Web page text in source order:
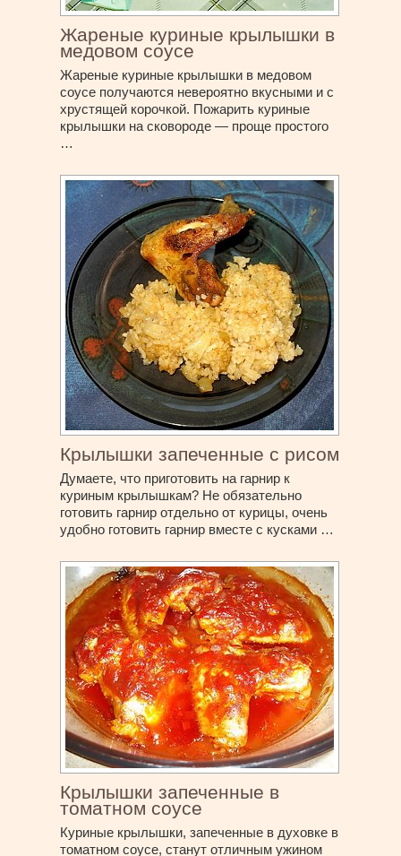
Жареные куриные крылышки в
медовом соусе
Жареные куриные крылышки в медовом
соусе получаются невероятно вкусными и с
хрустящей корочкой. Пожарить куриные
крылышки на сковороде — проще простого
…
Крылышки запеченные с рисом
Думаете, что приготовить на гарнир к
куриным крылышкам? Не обязательно
готовить гарнир отдельно от курицы, очень
удобно готовить гарнир вместе с кусками …
Крылышки запеченные в
томатном соусе
Куриные крылышки, запеченные в духовке в
томатном соусе, станут отличным ужином